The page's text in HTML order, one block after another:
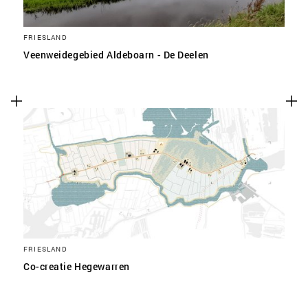
FRIESLAND
Veenweidegebied Aldeboarn - De Deelen
FRIESLAND
Co-creatie Hegewarren